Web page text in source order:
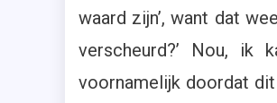
waard zijn’, want dat
verscheurd?’ Nou, ik
voornamelijk doordat